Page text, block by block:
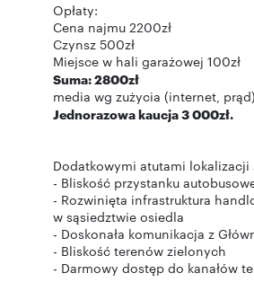
Opłaty:
Cena najmu 2200zł
Czynsz 500zł
Miejsce w hali garażowej 100zł
Suma: 2800zł
media wg zużycia (internet, prąd)
Jednorazowa kaucja 3 000zł.
Dodatkowymi atutami lokalizacji
- Bliskość przystanku
- Rozwinięta infrastruktura
w sąsiedztwie osiedla
- Doskonała komunikacja z
- Bliskość terenów zielonych
- Darmowy dostęp do kanałów